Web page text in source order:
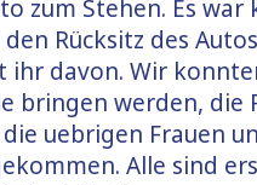
zum Stehen. Es
Rücksitz des
ihr davon. Wir
bringen werden, die
uebrigen Frauen
Alle sind